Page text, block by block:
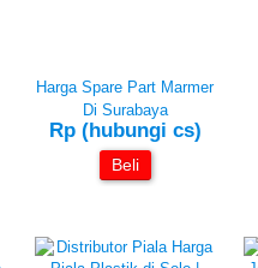
Harga Spare Part Marmer
Di Surabaya
Rp (hubungi cs)
Beli